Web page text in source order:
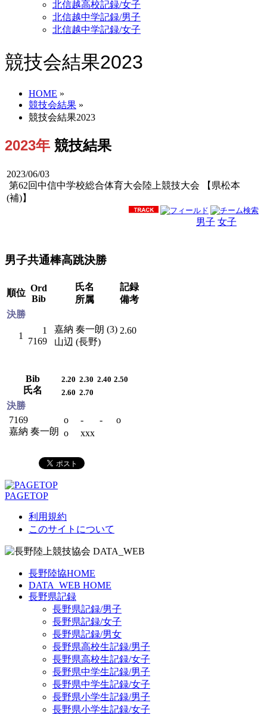
北信越高校記録/女子
北信越中学記録/男子
北信越中学記録/女子
競技会結果2023
HOME »
競技会結果 »
競技会結果2023
2023年 競技結果
2023/06/03
第62回中信中学校総合体育大会陸上競技大会 【県松本
(補)】
男子 女子
男子共通棒高跳決勝
順位 Ord
Bib
氏名
所属
記録
備考
決勝
1
1
7169
嘉納 奏一朗 (3)
山辺 (長野)
2.60
Bib
氏名
2.20 2.30 2.40 2.50
2.60 2.70
決勝
7169
嘉納 奏一朗
o - -
o
o
xxx
PAGETOP
利用規約
このサイトについて
長野陸協HOME
DATA_WEB HOME
長野県記録
長野県記録/男子
長野県記録/女子
長野県記録/男女
長野県高校生記録/男子
長野県高校生記録/女子
長野県中学生記録/男子
長野県中学生記録/女子
長野県小学生記録/男子
長野県小学生記録/女子